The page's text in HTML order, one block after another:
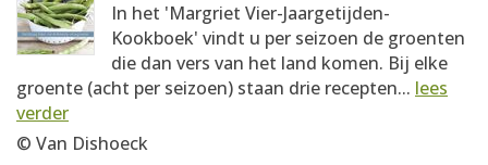
In het 'Margriet Vier-Jaargetijden-
Kookboek' vindt u per seizoen de groenten
die dan vers van het land komen. Bij elke
groente (acht per seizoen) staan drie recepten... lees
verder
© Van Dishoeck